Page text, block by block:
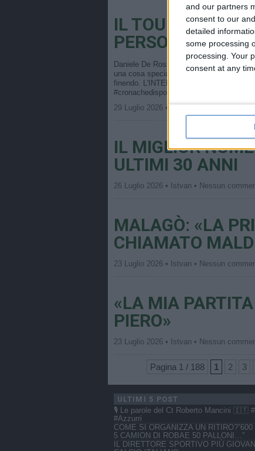
and our partners
consent to our
detailed
some processing
processing. Your
consent at any
IL TOUR
PERSONA ERA
Daniele De Rossi ha lavorato con Luca
una cosa speciale che ha voluto fare
finendo. L'INTERVISTA INTEGRALE È
#cronachedispogliatoio
29 Luglio 2026 • Istvan • Nessun
IL MIGLIOR
ULTIMI 30 ANNI
26 Luglio 2026 • Istvan • Nessun
MALAGÒ: «LA
CHIAMATO
23 Luglio 2026 • Istvan • Nessun
«LA MIA
PIERO»
23 Luglio 2026 • Istvan • Nessun
Pagina 1 / 188 1 2 3
ULTIMI 5 POST
🎙️ Le parole del Ct Roberto Mancini 🇮🇹
#Azzurri
COME SI ORGANIZZA UN RITIRO?”600
5 CAMION DI ROBAE 50 PALLONI…”
IL DIRETTORE SPORTIVO PIÙ